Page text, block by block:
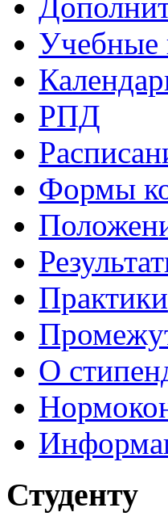
Учебные
РПД
Формы
Практики
О
Студенту